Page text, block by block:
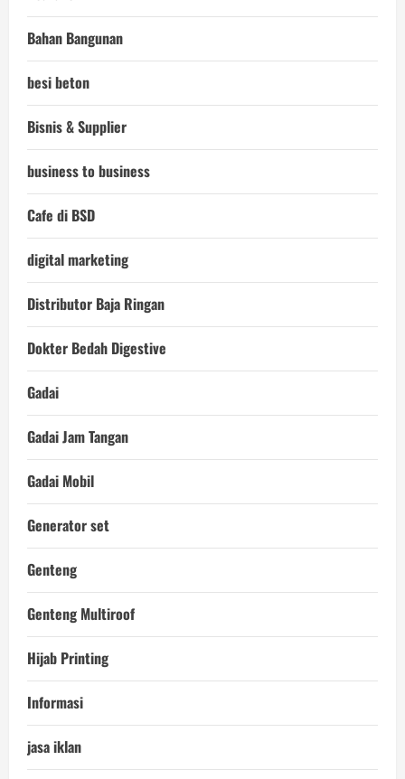
Bahan Bangunan
besi beton
Bisnis & Supplier
business to business
Cafe di BSD
digital marketing
Distributor Baja Ringan
Dokter Bedah Digestive
Gadai
Gadai Jam Tangan
Gadai Mobil
Generator set
Genteng
Genteng Multiroof
Hijab Printing
Informasi
jasa iklan